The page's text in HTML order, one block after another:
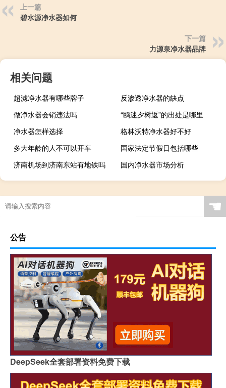
上一篇
碧水源净水器如何
下一篇
力源泉净水器品牌
相关问题
超滤净水器有哪些牌子
反渗透净水器的缺点
做净水器会销违法吗
“鸥迷夕树返”的出处是哪里
净水器怎样选择
格林沃特净水器好不好
多大年龄的人不可以开车
国家法定节假日包括哪些
济南机场到济南东站有地铁吗
国内净水器市场分析
☚
公告
DeepSeek全套部署资料免费下载